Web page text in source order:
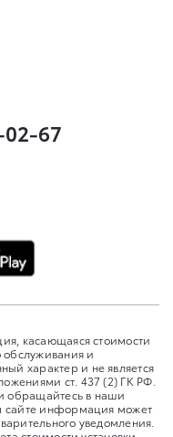
02-67
касающаяся стоимости
обслуживания и
характер и не является
ст. 437 (2) ГК РФ.
обращайтесь в наши
сайте информация может
уведомления.